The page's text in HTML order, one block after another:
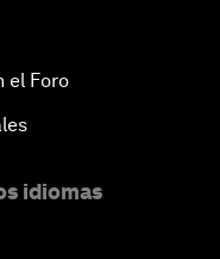
el Foro
idiomas